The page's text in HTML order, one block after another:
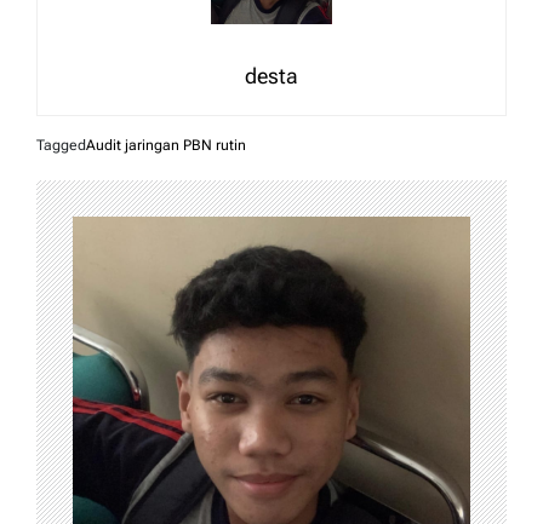
desta
TaggedAudit jaringan PBN rutin